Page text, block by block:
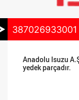
387026933001
Anadolu Isuzu
yedek parçadır.